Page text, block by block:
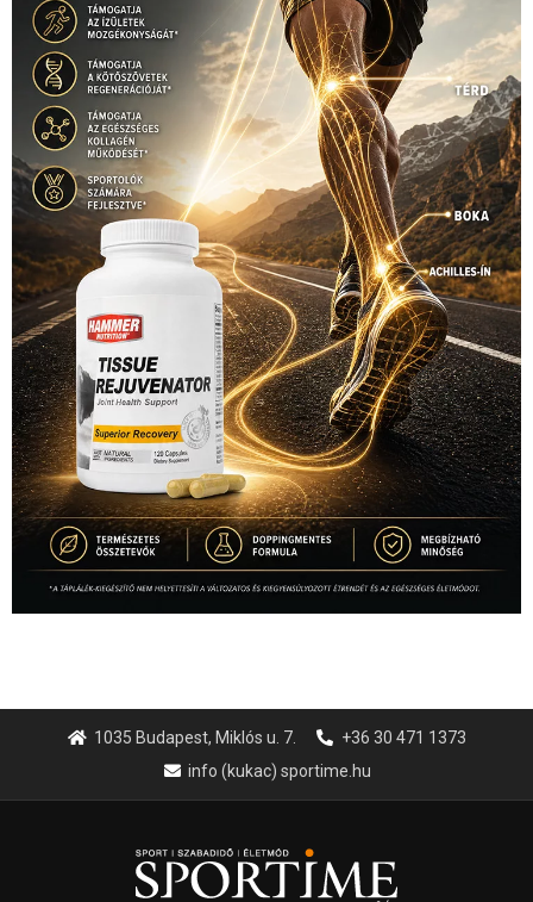
1035 Budapest, Miklós u. 7.
+36 30 471 1373
info (kukac) sportime.hu